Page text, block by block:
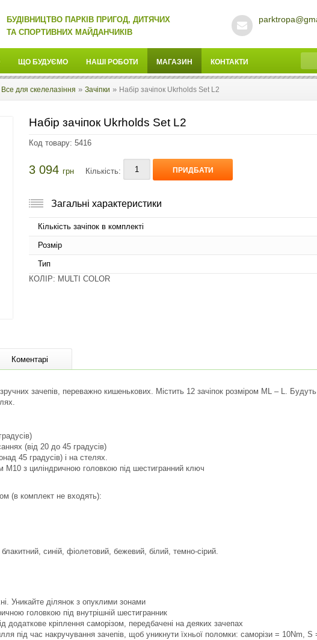
БУДІВНИЦТВО ПАРКІВ ПРИГОД, ДИТЯЧИХ
ТА СПОРТИВНИХ МАЙДАНЧИКІВ
ЩО БУДУЄМО НАШІ РОБОТИ МАГАЗИН КОНТАКТИ
Все для скелелазіння » Зачіпки » Набір зачіпок Ukrholds Set L2
Набір зачіпок Ukrholds Set L2
Код товару: 5416
3 094 грн Кількість: ПРИДБАТИ
Загальні характеристики
Кількість зачіпок в комплекті
Розмір
Тип
КОЛІР: MULTI COLOR
Коментарі
зачепів, переважно кишенькових. Містить 12 зачіпок розміром ML – L. Будуть
(від 20 до 45 градусів)
45 градусів) і на стелях.
М10 з циліндричною головкою під шестигранний ключ
(в комплект не входять):
синій, фіолетовий, бежевий, білий, темно-сірий.
Уникайте ділянок з опуклими зонами
головкою під внутрішній шестигранник
додаткове кріплення саморізом, передбачені на деяких зачепах
під час накручування зачепів, щоб уникнути їхньої поломки: саморізи = 10Nm,